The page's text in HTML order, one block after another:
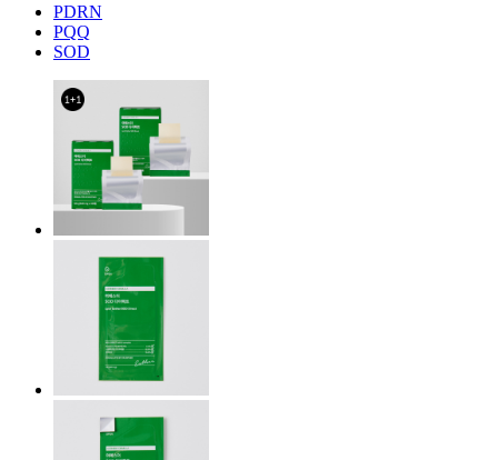
PDRN
PQQ
SOD